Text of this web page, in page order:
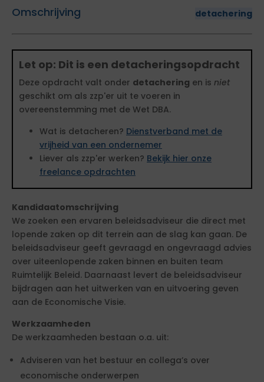
Omschrijving detachering
Let op: Dit is een detacheringsopdracht
Deze opdracht valt onder detachering en is niet
geschikt om als zzp'er uit te voeren in
overeenstemming met de Wet DBA.
Wat is detacheren? Dienstverband met de
vrijheid van een ondernemer
Liever als zzp'er werken? Bekijk hier onze
freelance opdrachten
Kandidaatomschrijving
We zoeken een ervaren beleidsadviseur die direct met
lopende zaken op dit terrein aan de slag kan gaan. De
beleidsadviseur geeft gevraagd en ongevraagd advies
over uiteenlopende zaken binnen en buiten team
Ruimtelijk Beleid. Daarnaast levert de beleidsadviseur
bijdragen aan het uitwerken van en uitvoering geven
aan de Economische Visie.
Werkzaamheden
De werkzaamheden bestaan o.a. uit:
Adviseren van het bestuur en collega’s over
economische onderwerpen